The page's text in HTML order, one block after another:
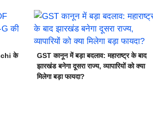
के
GST कानून में बड़ा बदलाव: महाराष्ट्र के बाद
झारखंड बनेगा दूसरा राज्य, व्यापारियों को क्या
मिलेगा बड़ा फायदा?